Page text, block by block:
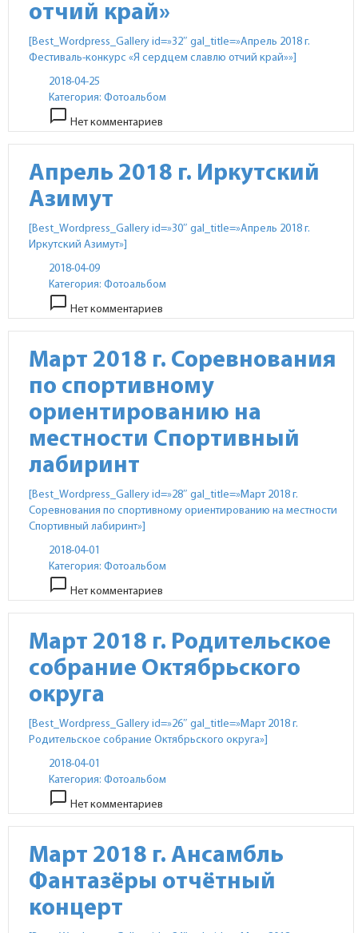
отчий край»
[Best_Wordpress_Gallery id=»32″ gal_title=»Апрель 2018 г.
Фестиваль-конкурс «Я сердцем славлю отчий край»»]
2018-04-25
Категория: Фотоальбом
chat_bubble_outline Нет комментариев
Апрель 2018 г. Иркутский
Азимут
[Best_Wordpress_Gallery id=»30″ gal_title=»Апрель 2018 г.
Иркутский Азимут»]
2018-04-09
Категория: Фотоальбом
chat_bubble_outline Нет комментариев
Март 2018 г. Соревнования
по спортивному
ориентированию на
местности Спортивный
лабиринт
[Best_Wordpress_Gallery id=»28″ gal_title=»Март 2018 г.
Соревнования по спортивному ориентированию на местности
Спортивный лабиринт»]
2018-04-01
Категория: Фотоальбом
chat_bubble_outline Нет комментариев
Март 2018 г. Родительское
собрание Октябрьского
округа
[Best_Wordpress_Gallery id=»26″ gal_title=»Март 2018 г.
Родительское собрание Октябрьского округа»]
2018-04-01
Категория: Фотоальбом
chat_bubble_outline Нет комментариев
Март 2018 г. Ансамбль
Фантазёры отчётный
концерт